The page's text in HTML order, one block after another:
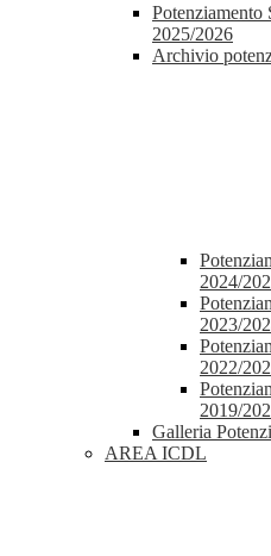
Potenziamento
2025/2026
Archivio
2024/
2023/
2022/
2019/
Galleria
AREA ICDL